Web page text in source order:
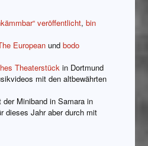
veröffentlicht,bin
European undbodo
Theaterstück in Dortmund
mit den altbewährten
Miniband in Samara in
dieses Jahr aber durch mit